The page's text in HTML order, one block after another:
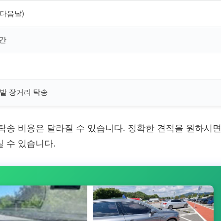
음날)
장거리 탁송
송 비용은 달라질 수 있습니다. 정확한 견적을 원하시면
수 있습니다.